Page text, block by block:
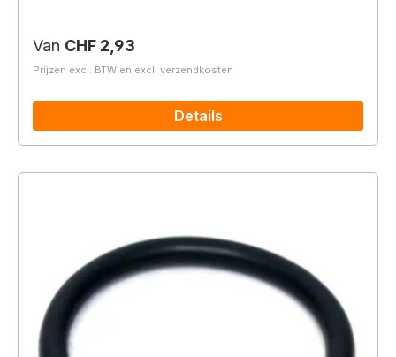
Normale prijs:
Van CHF 2,93
Prijzen excl. BTW en excl. verzendkosten
Details